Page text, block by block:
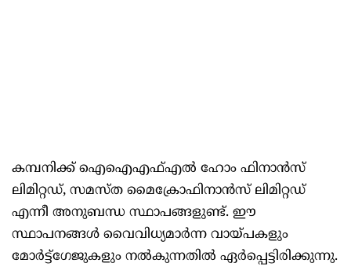
കമ്പനിക്ക് ഐഐഎഫ്എൽ ഹോം ഫിനാൻസ്
ലിമിറ്റഡ്, സമസ്ത മൈക്രോഫിനാൻസ് ലിമിറ്റഡ്
എന്നീ അനുബന്ധ സ്ഥാപങ്ങളുണ്ട്. ഈ
സ്ഥാപനങ്ങൾ വൈവിധ്യമാർന്ന വായ്പകളും
മോർട്ട്ഗേജുകളും നൽകുന്നതിൽ ഏർപ്പെട്ടിരിക്കുന്നു.